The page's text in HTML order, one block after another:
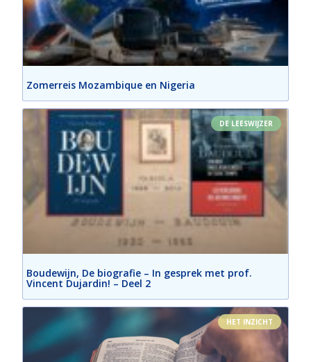
Zomerreis Mozambique en Nigeria
DE LEESWIJZER
Boudewijn, De biografie – In gesprek met prof.
Vincent Dujardin! – Deel 2
HET INZICHT